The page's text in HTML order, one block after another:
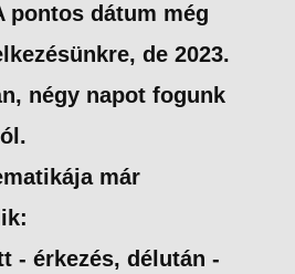
pontos dátum még
de 2023.
négy napot fogunk
már
- érkezés, délután -